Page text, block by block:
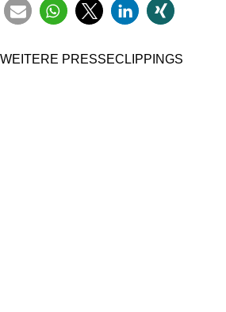
WEITERE PRES­SE­CLIP­PINGS